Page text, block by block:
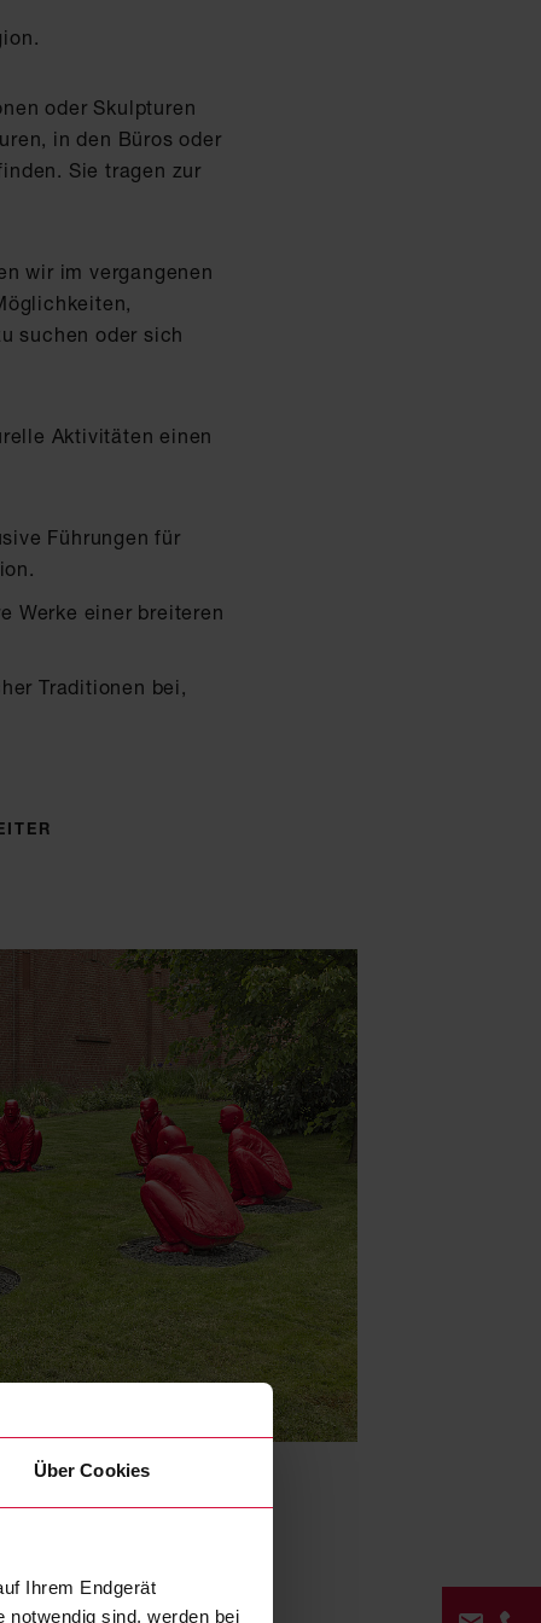
Über Cookies
Ihrem Endgerät
notwendig sind, werden bei
oder Skulpturen
in den Büros oder
Sie tragen zur
wir im vergangenen
suchen oder sich
Aktivitäten einen
Führungen für
Werke einer breiteren
Traditionen bei,